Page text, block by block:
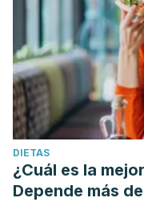
DIETAS
¿Cuál es la
Depende más